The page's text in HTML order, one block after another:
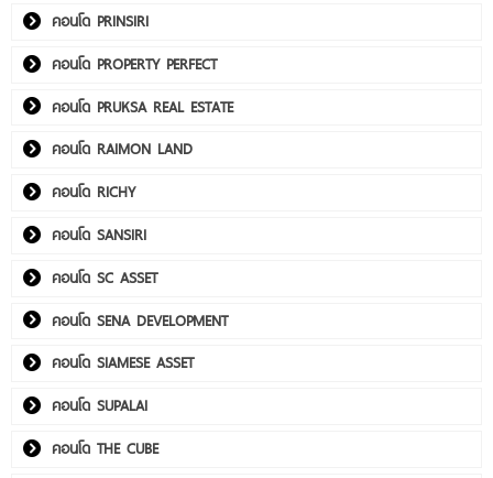
คอนโด PRINSIRI
คอนโด PROPERTY PERFECT
คอนโด PRUKSA REAL ESTATE
คอนโด RAIMON LAND
คอนโด RICHY
คอนโด SANSIRI
คอนโด SC ASSET
คอนโด SENA DEVELOPMENT
คอนโด SIAMESE ASSET
คอนโด SUPALAI
คอนโด THE CUBE